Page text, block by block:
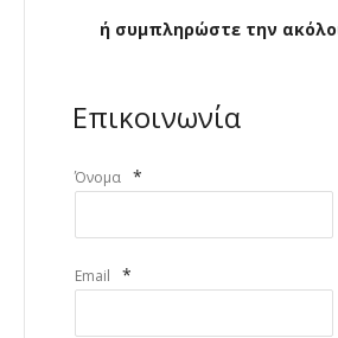
ή συμπληρώστε την
Επικοινωνία
Όνομα *
Email *